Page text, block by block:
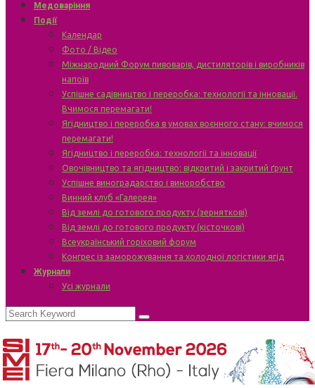
Медоваріння
Події
Календар
Фото / Відео
Міжнародний Форум пивоварів, дистиляторів і виробників
напоїв
Успішне садівництво і переробка: технології та інновації.
Вчимося перемагати!
Ягідництво і переробка в умовах воєнного стану: вчимося
перемагати!
Ягідництво і переробка: технології та інновації
Овочівництво та ягідництво: відкритий і закритий ґрунт
Успішне виноградарство і виноробство
Винний клуб «Галерея»
Від землі до готового продукту (зерняткові)
Від землі до готового продукту (кісточкові)
Всеукраїнський горіховий форум
Конгрес із заморожування та холодної логістики ягід
Журнали
Усі журнали